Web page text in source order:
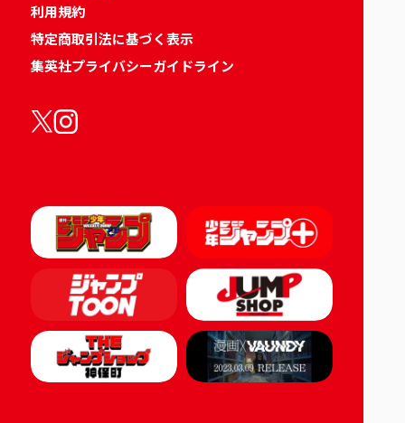
利用規約
特定商取引法に基づく表示
集英社プライバシーガイドライン